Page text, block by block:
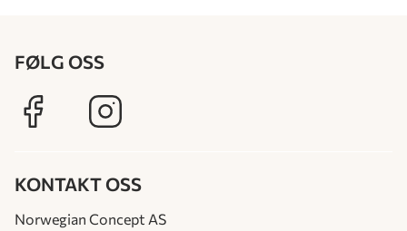
FØLG OSS
KONTAKT OSS
Norwegian Concept AS